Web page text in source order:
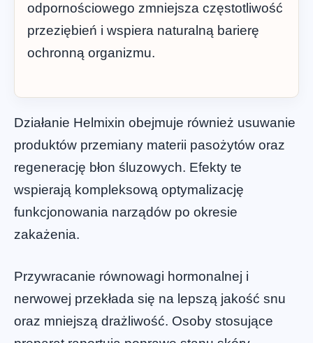
odpornościowego zmniejsza częstotliwość
przeziębień i wspiera naturalną barierę
ochronną organizmu.
Działanie Helmixin obejmuje również usuwanie
produktów przemiany materii pasożytów oraz
regenerację błon śluzowych. Efekty te
wspierają kompleksową optymalizację
funkcjonowania narządów po okresie
zakażenia.
Przywracanie równowagi hormonalnej i
nerwowej przekłada się na lepszą jakość snu
oraz mniejszą drażliwość. Osoby stosujące